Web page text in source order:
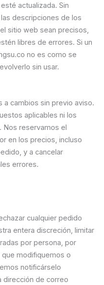
actualizada. Sin
descripciones de los
sitio web sean precisos,
libres de errores. Si un
no es como se
sin usar.
cambios sin previo aviso.
aplicables ni los
Nos reservamos el
en los precios, incluso
y a cancelar
errores.
cualquier pedido
entera discreción, limitar
por persona, por
modifiquemos o
notificárselo
dirección de correo